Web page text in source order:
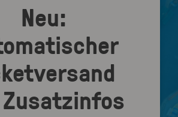
Neu: